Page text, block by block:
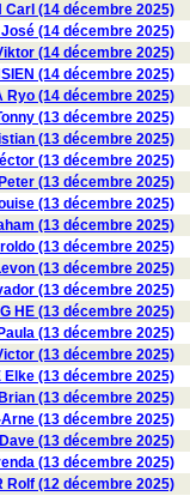
Carl (14 décembre 2025)
(14 décembre 2025)
(14 décembre 2025)
(14 décembre 2025)
Ryo (14 décembre 2025)
(13 décembre 2025)
(13 décembre 2025)
(13 décembre 2025)
(13 décembre 2025)
(13 décembre 2025)
(13 décembre 2025)
(13 décembre 2025)
(13 décembre 2025)
(13 décembre 2025)
HE (13 décembre 2025)
(13 décembre 2025)
(13 décembre 2025)
Elke (13 décembre 2025)
(13 décembre 2025)
(13 décembre 2025)
(13 décembre 2025)
(13 décembre 2025)
Rolf (12 décembre 2025)